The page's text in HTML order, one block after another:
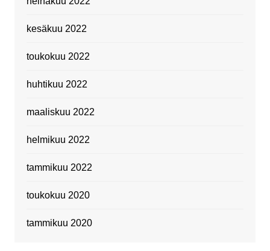
kesäkuu 2022
toukokuu 2022
huhtikuu 2022
maaliskuu 2022
helmikuu 2022
tammikuu 2022
toukokuu 2020
tammikuu 2020